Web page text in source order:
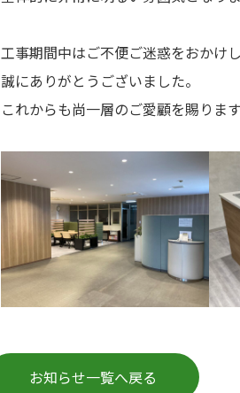
工事期間中はご不便ご迷惑をおかけ
誠にありがとうございました。
これからも尚一層のご愛顧を賜りま
お知らせ一覧へ戻る